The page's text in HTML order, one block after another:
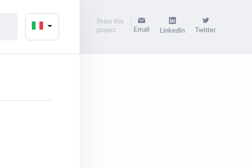
Share this
project
Email LinkedIn Twitter